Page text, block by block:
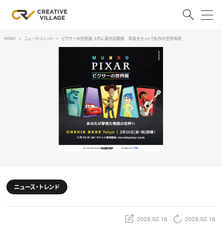
会員登録
クリエイター求人を探す
CREATIVE JOB求人検索
スキルアップしたい！
デザイン
TOP Creator’s コラム
HOME ニュース・トレンド ピクサーの世界展、3月に東京初開催 等身大セットで名作の世界再現
ニュース・トレンド
2026.02.16 2026.02.16